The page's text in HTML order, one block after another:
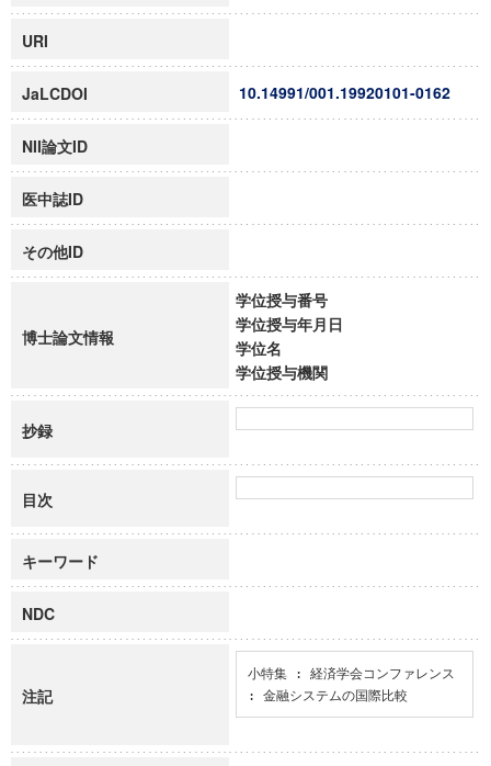
URI
JaLCDOI 10.14991/001.19920101-0162
NII論文ID
医中誌ID
その他ID
博士論文情報
学位授与番号
学位授与年月日
学位名
学位授与機関
抄録
目次
キーワード
NDC
注記
小特集 : 経済学会コンファレンス
: 金融システムの国際比較